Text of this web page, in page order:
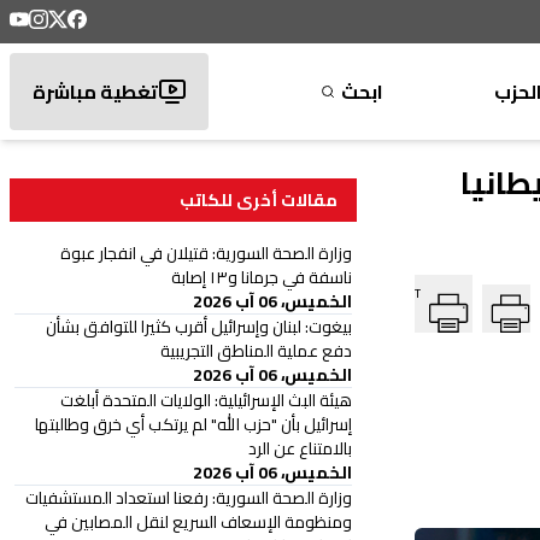
الحزب ابحث تغطية مباشرة
T
مقالات أخرى للكاتب
وزارة الصحة السورية: قتيلان في انفجار عبوة
ناسفة في جرمانا و١٣ إصابة
الخميس، 06 آب 2026
بيغوت: لبنان وإسرائيل أقرب كثيرا للتوافق بشأن
دفع عملية المناطق التجريبية
الخميس، 06 آب 2026
هيئة البث الإسرائيلية: الولايات المتحدة أبلغت
إسرائيل بأن "حزب الله" لم يرتكب أي خرق وطالبتها
بالامتناع عن الرد
الخميس، 06 آب 2026
وزارة الصحة السورية: رفعنا استعداد المستشفيات
ومنظومة الإسعاف السريع لنقل المصابين في